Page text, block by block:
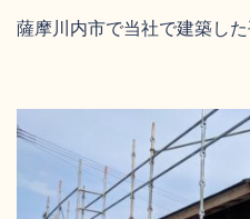
薩摩川内市で当社で建築し